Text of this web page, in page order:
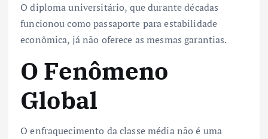
O diploma universitário, que durante décadas
funcionou como passaporte para estabilidade
econômica, já não oferece as mesmas garantias.
O Fenômeno
Global
O enfraquecimento da classe média não é uma